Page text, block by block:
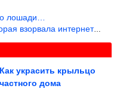
лошади…
интернет? Нет, количество рекламы выводи
Как украсить крыльцо
частного дома
полезные находки для